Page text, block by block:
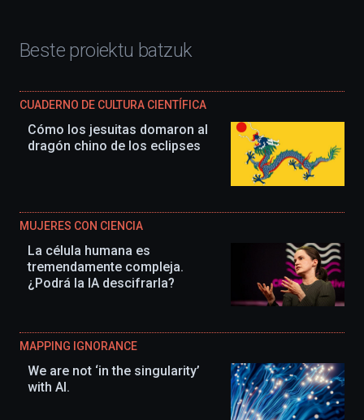
Beste proiektu batzuk
CUADERNO DE CULTURA CIENTÍFICA
Cómo los jesuitas domaron al
dragón chino de los eclipses
MUJERES CON CIENCIA
La célula humana es
tremendamente compleja.
¿Podrá la IA descifrarla?
MAPPING IGNORANCE
We are not ‘in the singularity’
with AI.